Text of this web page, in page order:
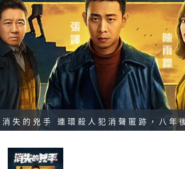
失的兇手 連環殺人犯消聲匿跡，八年